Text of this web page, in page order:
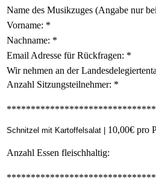
Name des Musikzuges (Angabe nur
Vorname: *
Nachname: *
Email Adresse für Rückfragen: *
Wir nehmen an der
Anzahl Sitzungsteilnehmer: *
Schnitzel mit Kartoffelsalat | 10,00€ pro
Anzahl Essen fleischhaltig: